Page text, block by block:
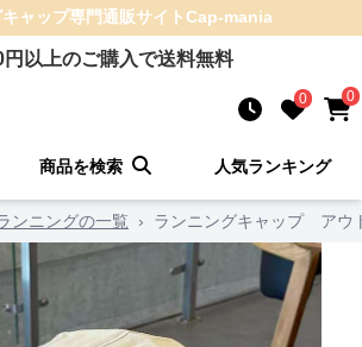
ャップ専門通販サイトCap-mania
円以上のご購入で送料無料
0 0
商品を検索 人気ランキング
ンニングの一覧 › ランニングキャップ アウ